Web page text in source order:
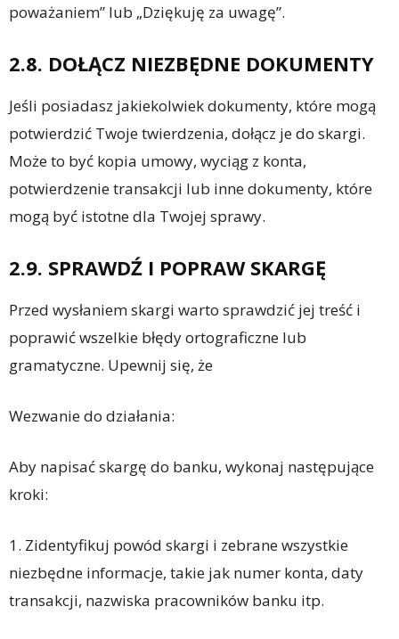
poważaniem” lub „Dziękuję za uwagę”.
2.8. DOŁĄCZ NIEZBĘDNE DOKUMENTY
Jeśli posiadasz jakiekolwiek dokumenty, które mogą
potwierdzić Twoje twierdzenia, dołącz je do skargi.
Może to być kopia umowy, wyciąg z konta,
potwierdzenie transakcji lub inne dokumenty, które
mogą być istotne dla Twojej sprawy.
2.9. SPRAWDŹ I POPRAW SKARGĘ
Przed wysłaniem skargi warto sprawdzić jej treść i
poprawić wszelkie błędy ortograficzne lub
gramatyczne. Upewnij się, że
Wezwanie do działania:
Aby napisać skargę do banku, wykonaj następujące
kroki:
1. Zidentyfikuj powód skargi i zebrane wszystkie
niezbędne informacje, takie jak numer konta, daty
transakcji, nazwiska pracowników banku itp.